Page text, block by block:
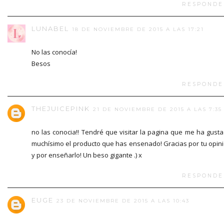
LUNABEL 18 DE NOVIEMBRE DE 2015 A LAS 17:21
No las conocía!
Besos
THEJUICEPINK 21 DE NOVIEMBRE DE 2015 A LAS 7:35
no las conocia!! Tendré que visitar la pagina que me ha
muchísimo el producto que has ensenado! Gracias por tu
y por enseñarlo! Un beso gigante .) x
EUGE 23 DE NOVIEMBRE DE 2015 A LAS 10:43